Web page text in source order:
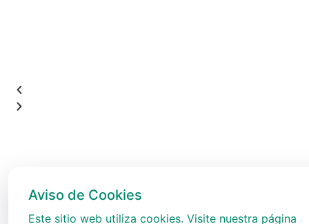
Aviso de Cookies
Este sitio web utiliza cookies. Visite nuestra página